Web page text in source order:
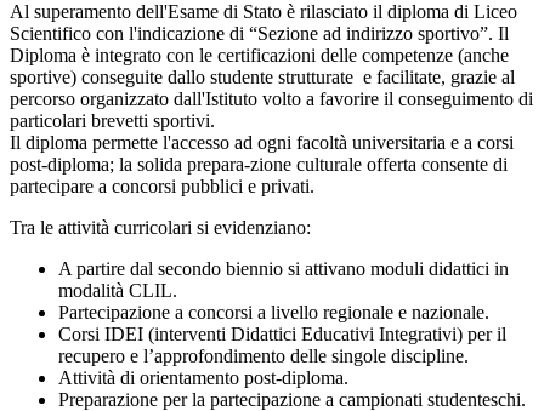
Al superamento dell'Esame di Stato è rilasciato il diploma di Liceo
Scientifico con l'indicazione di “Sezione ad indirizzo sportivo”. Il
Diploma è integrato con le certificazioni delle competenze (anche
sportive) conseguite dallo studente strutturate e facilitate, grazie al
percorso organizzato dall'Istituto volto a favorire il conseguimento di
particolari brevetti sportivi.
Il diploma permette l'accesso ad ogni facoltà universitaria e a corsi
post-diploma; la solida prepara-zione culturale offerta consente di
partecipare a concorsi pubblici e privati.
Tra le attività curricolari si evidenziano:
A partire dal secondo biennio si attivano moduli didattici in
modalità CLIL.
Partecipazione a concorsi a livello regionale e nazionale.
Corsi IDEI (interventi Didattici Educativi Integrativi) per il
recupero e l’approfondimento delle singole discipline.
Attività di orientamento post-diploma.
Preparazione per la partecipazione a campionati studenteschi.